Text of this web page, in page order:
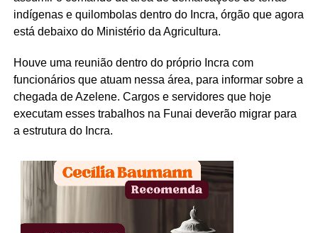
indígenas e quilombolas dentro do Incra, órgão que agora
está debaixo do Ministério da Agricultura.
Houve uma reunião dentro do próprio Incra com
funcionários que atuam nessa área, para informar sobre a
chegada de Azelene. Cargos e servidores que hoje
executam esses trabalhos na Funai deverão migrar para
a estrutura do Incra.